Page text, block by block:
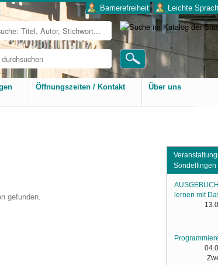
___Barrierefreiheit ___Leichte
Öffnungszeiten / Kontakt Über uns
gefunden.
Sondelfingen
lernen mit